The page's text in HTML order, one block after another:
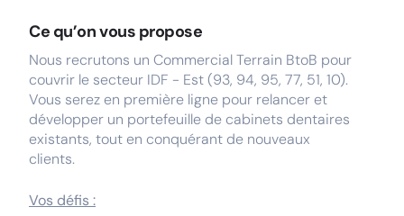
Ce qu’on vous propose
Nous recrutons un Commercial Terrain BtoB pour
couvrir le secteur IDF - Est (93, 94, 95, 77, 51, 10).
Vous serez en première ligne pour relancer et
développer un portefeuille de cabinets dentaires
existants, tout en conquérant de nouveaux
clients.
Vos défis :